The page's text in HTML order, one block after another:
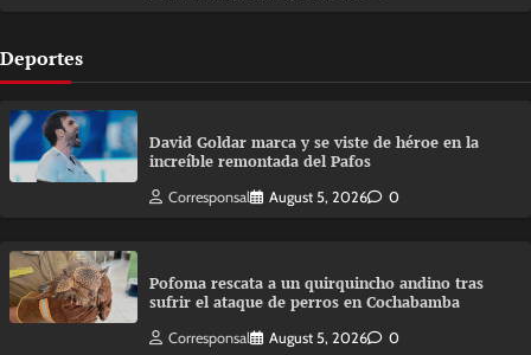
Deportes
David Goldar marca y se viste de héroe en la
increíble remontada del Pafos
Corresponsal August 5, 2026 0
Pofoma rescata a un quirquincho andino tras
sufrir el ataque de perros en Cochabamba
Corresponsal August 5, 2026 0